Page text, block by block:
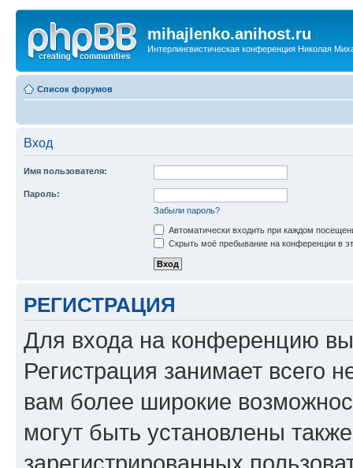
mihajlenko.anihost.ru
Интерлингвистическая конференция Николая
Список форумов
Вход
Имя пользователя:
Пароль:
Забыли пароль?
Автоматически входить при каждом
Скрыть моё пребывание на конференции в
РЕГИСТРАЦИЯ
Для входа на конференцию
Регистрация занимает всего
вам более широкие
могут быть установлены